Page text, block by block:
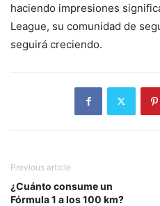
haciendo impresiones
League, su comunidad de
seguirá creciendo.
Previous article
¿Cuánto consume un
Fórmula 1 a los 100 km?